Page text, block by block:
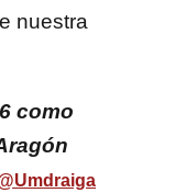
nuestra
como